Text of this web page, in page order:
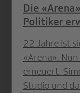
Die
Politiker
22 Jahre ist
«Arena».
erneuert.
Studio und